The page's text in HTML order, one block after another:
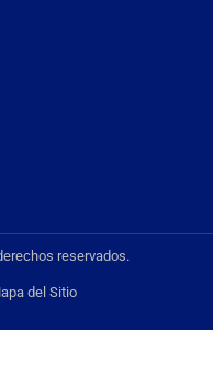
reservados.
del Sitio